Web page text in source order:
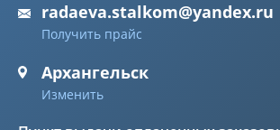
radaeva.stalkom@yandex.ru
Получить прайс
Архангельск
Изменить